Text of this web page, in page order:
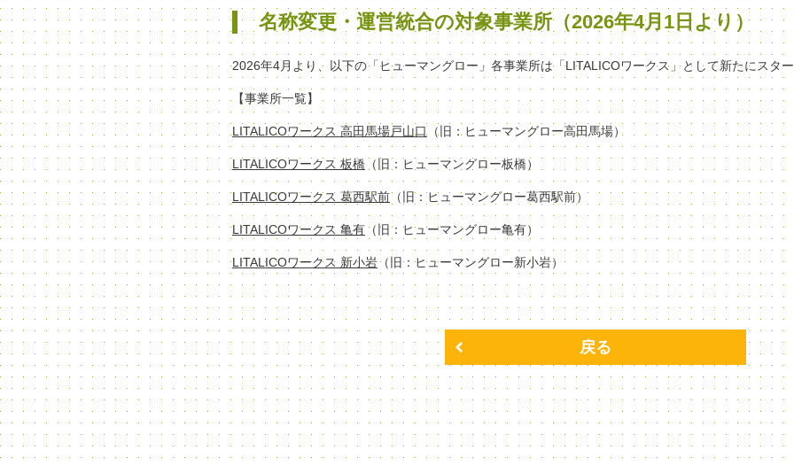
名称変更・運営統合の対象事業所（2026年4月1日より）
2026年4月より、以下の「ヒューマングロー」各事業所は「LITALICOワークス」として新たにスタ
【事業所一覧】
LITALICOワークス 高田馬場戸山口 （旧：ヒューマングロー高田馬場）
LITALICOワークス 板橋 （旧：ヒューマングロー板橋）
LITALICOワークス 葛西駅前（旧：ヒューマングロー葛西駅前）
LITALICOワークス 亀有 （旧：ヒューマングロー亀有）
LITALICOワークス 新小岩（旧：ヒューマングロー新小岩）
戻る